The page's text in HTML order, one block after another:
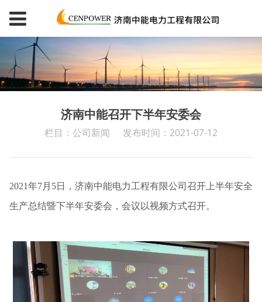
济南中能召开下半年安委会
栏目：公司新闻 发布时间：2021-07-12
2021年7月5日，济南中能电力工程有限公司召开上半年安全
生产总结暨下半年安委会，会议以视频方式召开。